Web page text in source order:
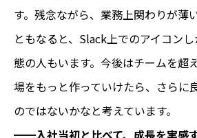
す。残念ながら、業務上関わりが薄
ともなると、Slack上でのアイコン
態の人もいます。今後はチームを超
場をもっと作っていけたら、さらに
のではないかなと考えています。